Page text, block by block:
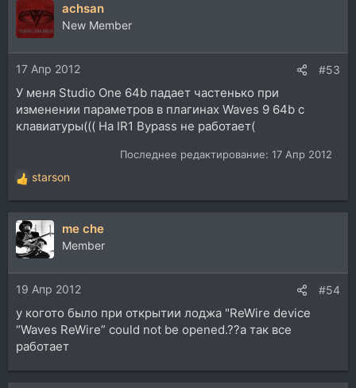
achsan
New Member
17 Апр 2012 #53
У меня Studio One 64b падает частенько при
изменении параметров в плагинах Waves 9 64b с
клавиатуры((( На IR1 Bypass не работает(
Последнее редактирование: 17 Апр 2012
Р
е
а
к
ц
и
и
:
starson
me che
Member
19 Апр 2012 #54
у когото было при открытии лоджа "ReWire device
“Waves ReWire” could not be opened.??а так все
работает